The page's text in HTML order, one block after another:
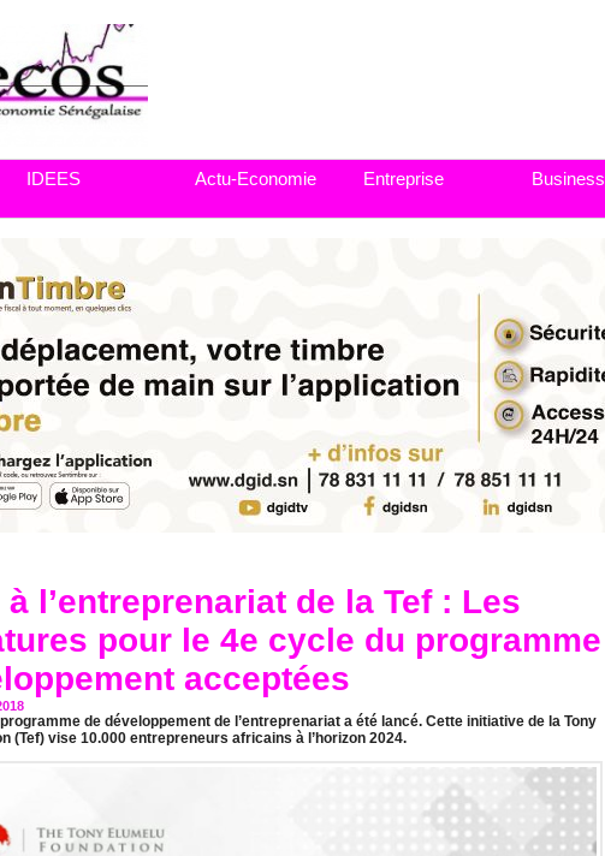
IDEES Actu-Economie Entreprise Business
l’entreprenariat de la Tef : Les
pour le 4e cycle du programme
acceptées
de développement de l’entreprenariat a été lancé. Cette initiative de la Tony
(Tef) vise 10.000 entrepreneurs africains à l’horizon 2024.